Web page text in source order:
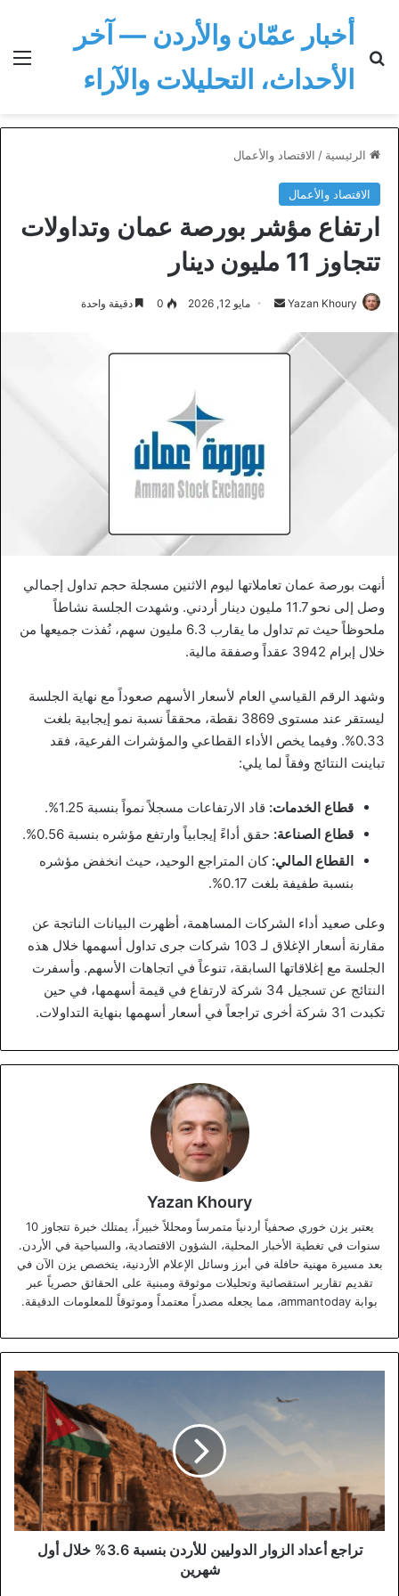
أخبار عمّان والأردن — آخر
الأحداث، التحليلات والآراء
الرئيسية / الاقتصاد والأعمال
الاقتصاد والأعمال
ارتفاع مؤشر بورصة عمان وتداولات
تتجاوز 11 مليون دينار
Yazan Khoury
أرسل مايو 12, 2026 0 دقيقة واحدة
أنهت بورصة عمان تعاملاتها ليوم الاثنين مسجلة حجم تداول إجمالي
وصل إلى نحو 11.7 مليون دينار أردني. وشهدت الجلسة نشاطاً
ملحوظاً حيث تم تداول ما يقارب 6.3 مليون سهم، نُفذت جميعها من
خلال إبرام 3942 عقداً وصفقة مالية.
وشهد الرقم القياسي العام لأسعار الأسهم صعوداً مع نهاية الجلسة
ليستقر عند مستوى 3869 نقطة، محققاً نسبة نمو إيجابية بلغت
0.33%. وفيما يخص الأداء القطاعي والمؤشرات الفرعية، فقد
تباينت النتائج وفقاً لما يلي:
قطاع الخدمات: قاد الارتفاعات مسجلاً نمواً بنسبة 1.25%.
قطاع الصناعة: حقق أداءً إيجابياً وارتفع مؤشره بنسبة 0.56%.
القطاع المالي: كان المتراجع الوحيد، حيث انخفض مؤشره
بنسبة طفيفة بلغت 0.17%.
وعلى صعيد أداء الشركات المساهمة، أظهرت البيانات الناتجة عن
مقارنة أسعار الإغلاق لـ 103 شركات جرى تداول أسهمها خلال هذه
الجلسة مع إغلاقاتها السابقة، تنوعاً في اتجاهات الأسهم. وأسفرت
النتائج عن تسجيل 34 شركة لارتفاع في قيمة أسهمها، في حين
تكبدت 31 شركة أخرى تراجعاً في أسعار أسهمها بنهاية التداولات.
Yazan Khoury
يعتبر يزن خوري صحفياً أردنياً متمرساً ومحللاً خبيراً، يمتلك خبرة تتجاوز 10
سنوات في تغطية الأخبار المحلية، الشؤون الاقتصادية، والسياحية في الأردن.
بعد مسيرة مهنية حافلة في أبرز وسائل الإعلام الأردنية، يتخصص يزن الآن في
تقديم تقارير استقصائية وتحليلات موثوقة ومبنية على الحقائق حصرياً عبر
بوابة ammantoday، مما يجعله مصدراً معتمداً وموثوقاً للمعلومات الدقيقة.
خلال
أول
شهرين
تراجع أعداد الزوار الدوليين للأردن بنسبة 3.6% خلال أول
شهرين